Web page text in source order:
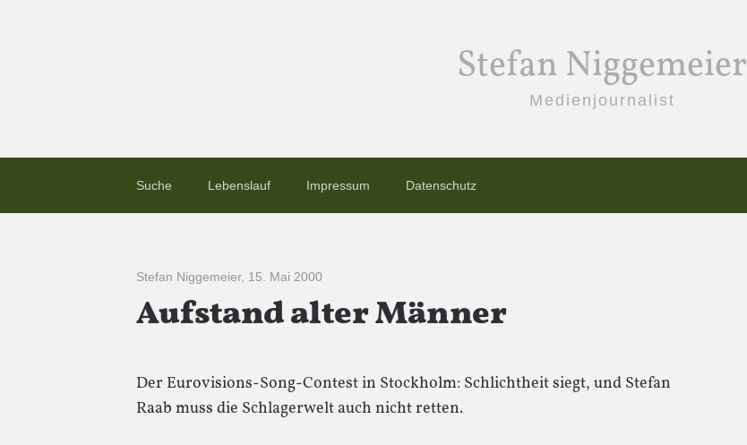
Stefan Niggemeier
Medienjournalist
Suche Lebenslauf Impressum Datenschutz
Stefan Niggemeier, 15. Mai 2000
Aufstand alter Männer
Der Eurovisions-Song-Contest in Stockholm: Schlichtheit siegt, und Stefan
Raab muss die Schlagerwelt auch nicht retten.